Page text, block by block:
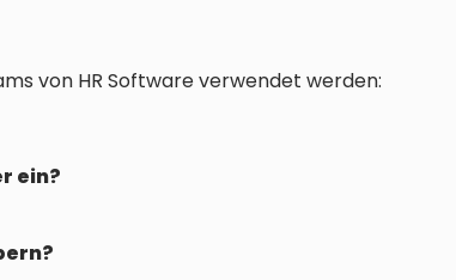
von HR Software verwendet werden:
ein?